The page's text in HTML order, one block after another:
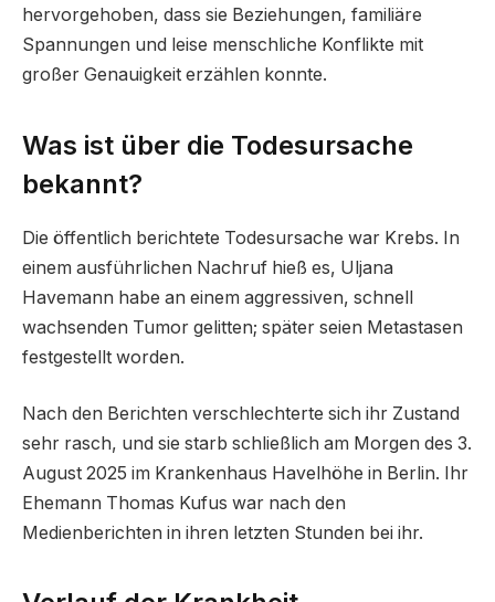
hervorgehoben, dass sie Beziehungen, familiäre
Spannungen und leise menschliche Konflikte mit
großer Genauigkeit erzählen konnte.
Was ist über die Todesursache
bekannt?
Die öffentlich berichtete Todesursache war Krebs. In
einem ausführlichen Nachruf hieß es, Uljana
Havemann habe an einem aggressiven, schnell
wachsenden Tumor gelitten; später seien Metastasen
festgestellt worden.
Nach den Berichten verschlechterte sich ihr Zustand
sehr rasch, und sie starb schließlich am Morgen des 3.
August 2025 im Krankenhaus Havelhöhe in Berlin. Ihr
Ehemann Thomas Kufus war nach den
Medienberichten in ihren letzten Stunden bei ihr.